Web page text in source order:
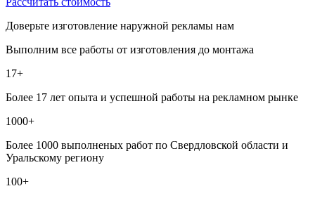
Доверьте изготовление наружной рекламы нам
Выполним все работы от изготовления до монтажа
17+
Более 17 лет опыта и успешной работы на рекламном рынке
1000+
Более 1000 выполненых работ по Свердловской области и
Уральскому региону
100+